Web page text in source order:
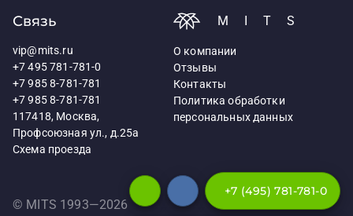
Связь
vip@mits.ru
+7 495 781-781-0
+7 985 8-781-781
+7 985 8-781-781
117418, Москва,
Профсоюзная ул., д.25а
Схема проезда
MITS
О компании
Отзывы
Контакты
Политика обработки
персональных данных
© MITS 1993—2026
+7 (495) 781-781-0